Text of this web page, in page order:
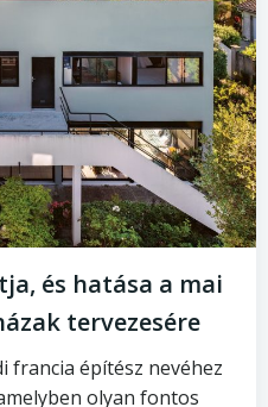
és hatása a mai
tervezesére
francia építész nevéhez
olyan fontos